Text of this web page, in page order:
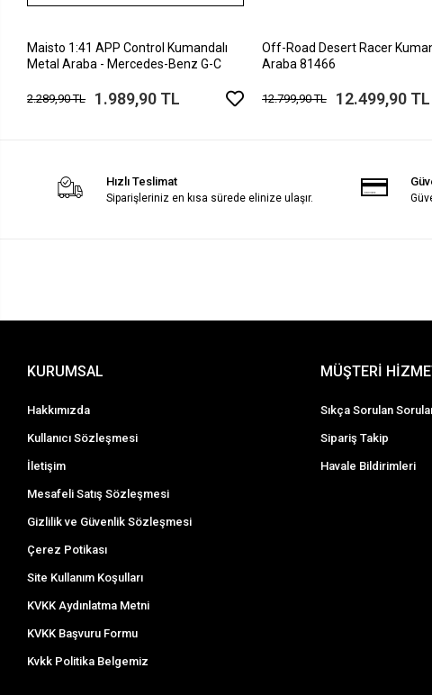
Maisto 1:41 APP Control Kumandalı
Metal Araba - Mercedes-Benz G-C
2.289,90 TL 1.989,90 TL
Off-Road Desert Racer
Araba 81466
12.799,90 TL 12.499,90 TL
Hızlı Teslimat
Siparişleriniz en kısa sürede elinize ulaşır.
KURUMSAL
Hakkımızda
Kullanıcı Sözleşmesi
İletişim
Mesafeli Satış Sözleşmesi
Gizlilik ve Güvenlik Sözleşmesi
Çerez Potikası
Site Kullanım Koşulları
KVKK Aydınlatma Metni
KVKK Başvuru Formu
Kvkk Politika Belgemiz
MÜŞTERİ
Sıkça Sorulan
Sipariş Takip
Havale Bildirimleri